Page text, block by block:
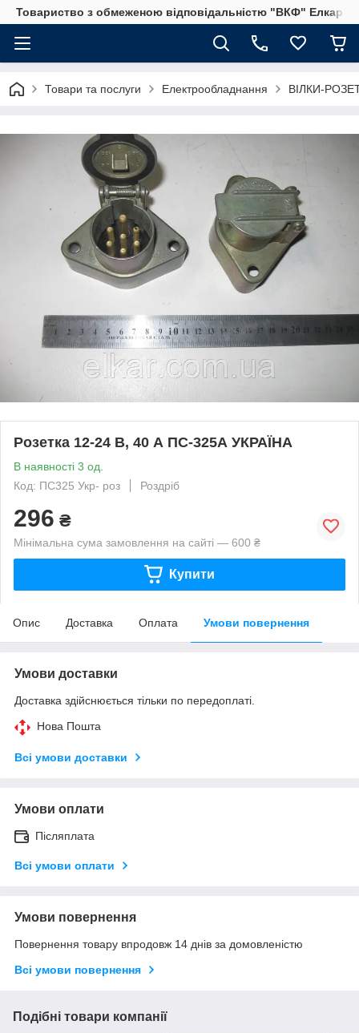
Товариство з обмеженою відповідальністю "ВКФ" Елкар"
Товари та послуги Електрообладнання ВІЛКИ-
Розетка 12-24 В, 40 А ПС-325А УКРАЇНА
В наявності 3 од.
Код: ПС325 Укр- роз
Роздріб
296 ₴
Мінімальна сума замовлення на сайті — 600 ₴
Купити
Опис Доставка Оплата Умови повернення
Умови доставки
Доставка здійснюється тільки по передоплаті.
Нова Пошта
Всі умови доставки
Умови оплати
Післяплата
Всі умови оплати
Умови повернення
Повернення товару впродовж 14 днів за домовленістю
Всі умови повернення
Подібні товари компанії